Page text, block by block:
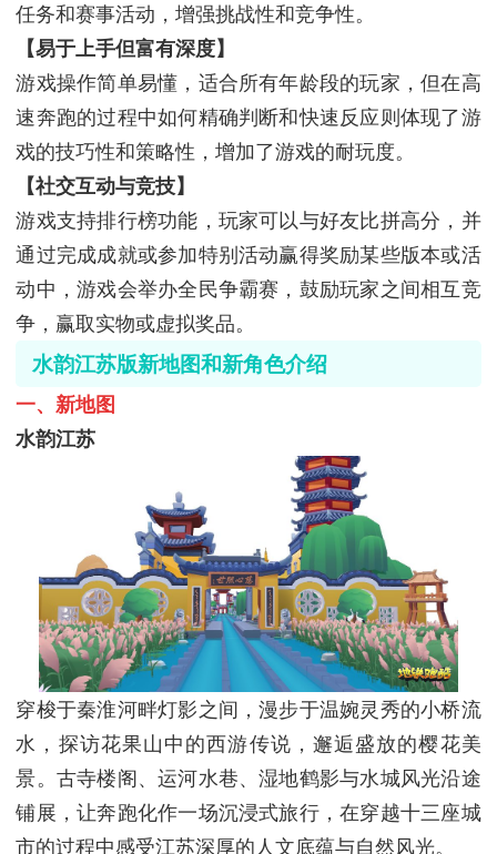
任务和赛事活动，增强挑战性和竞争性。
【易于上手但富有深度】
游戏操作简单易懂，适合所有年龄段的玩家，但在高
速奔跑的过程中如何精确判断和快速反应则体现了游
戏的技巧性和策略性，增加了游戏的耐玩度。
【社交互动与竞技】
游戏支持排行榜功能，玩家可以与好友比拼高分，并
通过完成成就或参加特别活动赢得奖励某些版本或活
动中，游戏会举办全民争霸赛，鼓励玩家之间相互竞
争，赢取实物或虚拟奖品。
水韵江苏版新地图和新角色介绍
一、新地图
水韵江苏
穿梭于秦淮河畔灯影之间，漫步于温婉灵秀的小桥流
水，探访花果山中的西游传说，邂逅盛放的樱花美
景。古寺楼阁、运河水巷、湿地鹤影与水城风光沿途
铺展，让奔跑化作一场沉浸式旅行，在穿越十三座城
市的过程中感受江苏深厚的人文底蕴与自然风光。